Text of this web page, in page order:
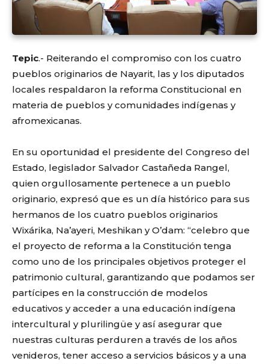
Tepic.- Reiterando el compromiso con los cuatro
pueblos originarios de Nayarit, las y los diputados
locales respaldaron la reforma Constitucional en
materia de pueblos y comunidades indígenas y
afromexicanas.
En su oportunidad el presidente del Congreso del
Estado, legislador Salvador Castañeda Rangel,
quien orgullosamente pertenece a un pueblo
originario, expresó que es un día histórico para sus
hermanos de los cuatro pueblos originarios
Wixárika, Na’ayeri, Meshikan y O’dam: “celebro que
el proyecto de reforma a la Constitución tenga
como uno de los principales objetivos proteger el
patrimonio cultural, garantizando que podamos ser
partícipes en la construcción de modelos
educativos y acceder a una educación indígena
intercultural y plurilingüe y así asegurar que
nuestras culturas perduren a través de los años
venideros, tener acceso a servicios básicos y a una